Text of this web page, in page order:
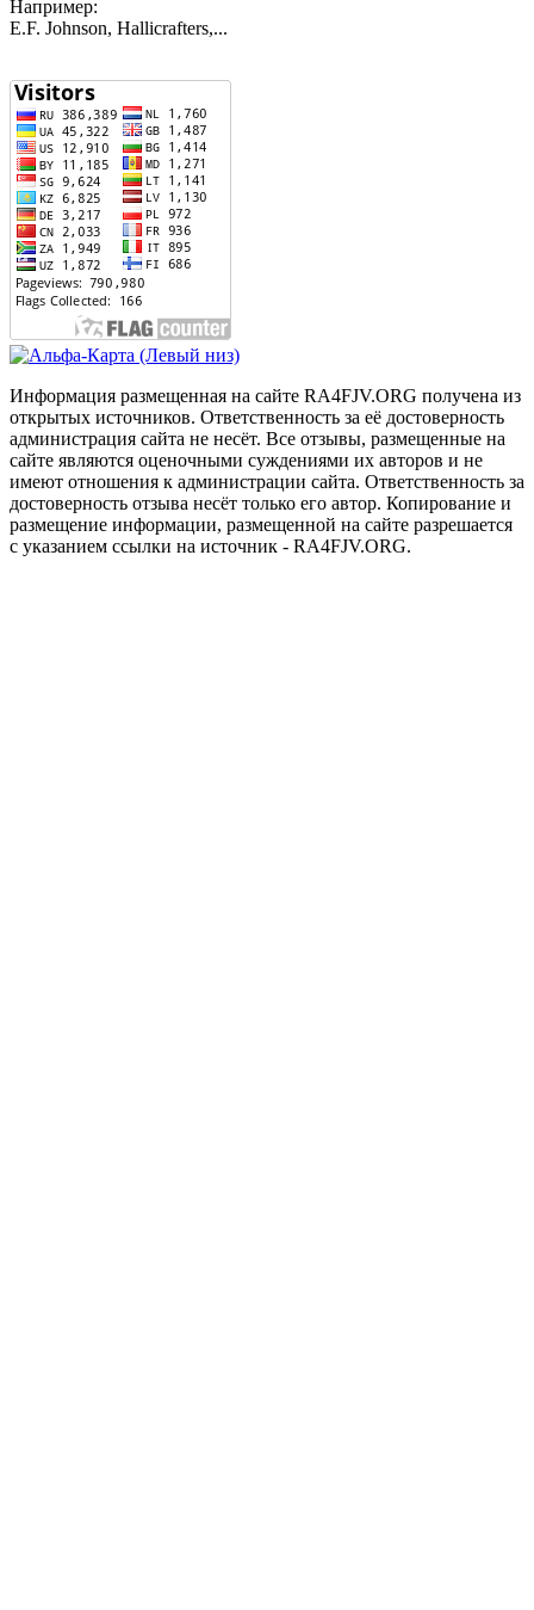
Например:
E.F. Johnson, Hallicrafters,...
Информация размещенная на сайте RA4FJV.ORG получена из
открытых источников. Ответственность за её достоверность
администрация сайта не несёт. Все отзывы, размещенные на
сайте являются оценочными суждениями их авторов и не
имеют отношения к администрации сайта. Ответственность за
достоверность отзыва несёт только его автор. Копирование и
размещение информации, размещенной на сайте разрешается
с указанием ссылки на источник - RA4FJV.ORG.